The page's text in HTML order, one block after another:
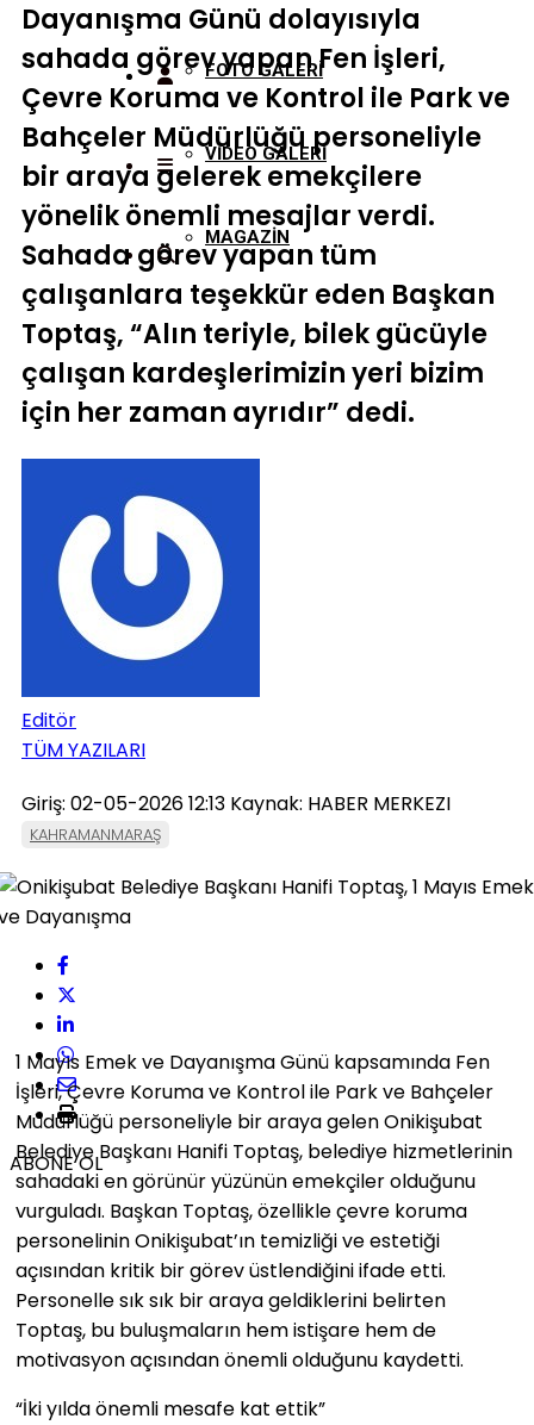
FOTO GALERİ
VİDEO GALERİ
MAGAZİN
Dayanışma Günü dolayısıyla
sahada görev yapan Fen İşleri,
Çevre Koruma ve Kontrol ile Park ve
Bahçeler Müdürlüğü personeliyle
bir araya gelerek emekçilere
yönelik önemli mesajlar verdi.
Sahada görev yapan tüm
çalışanlara teşekkür eden Başkan
Toptaş, “Alın teriyle, bilek gücüyle
çalışan kardeşlerimizin yeri bizim
için her zaman ayrıdır” dedi.
Editör
TÜM YAZILARI
Giriş: 02-05-2026 12:13 Kaynak: HABER MERKEZI
KAHRAMANMARAŞ
ABONE OL
1 Mayıs Emek ve Dayanışma Günü kapsamında Fen
İşleri, Çevre Koruma ve Kontrol ile Park ve Bahçeler
Müdürlüğü personeliyle bir araya gelen Onikişubat
Belediye Başkanı Hanifi Toptaş, belediye hizmetlerinin
sahadaki en görünür yüzünün emekçiler olduğunu
vurguladı. Başkan Toptaş, özellikle çevre koruma
personelinin Onikişubat’ın temizliği ve estetiği
açısından kritik bir görev üstlendiğini ifade etti.
Personelle sık sık bir araya geldiklerini belirten
Toptaş, bu buluşmaların hem istişare hem de
motivasyon açısından önemli olduğunu kaydetti.
“İki yılda önemli mesafe kat ettik”